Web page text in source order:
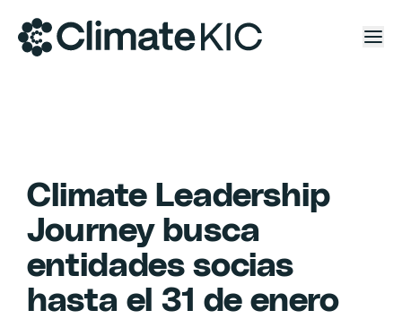
Climate Leadership
Journey busca
entidades socias
hasta el 31 de enero